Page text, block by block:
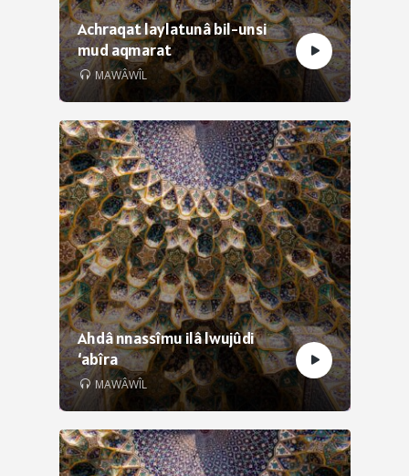
Achraqat laylatunâ bil-unsi
mud aqmarat
MAWÂWÎL
Ahdâ nnassîmu ilâ lwujûdi
‘abîra
MAWÂWÎL